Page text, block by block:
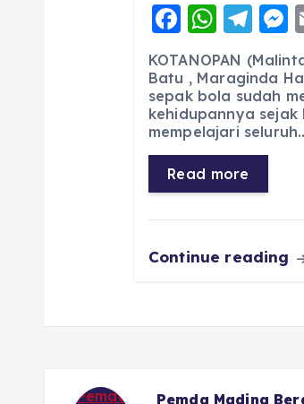
F
a
c
e
b
o
o
k
W
h
a
ts
A
p
p
T
el
e
g
r
a
m
e
e
n
KOTANOPAN
Batu , Maraginda
sepak bola sudah
kehidupannya
mempelajari
Read more
Continue reading
Advocat Nasional :